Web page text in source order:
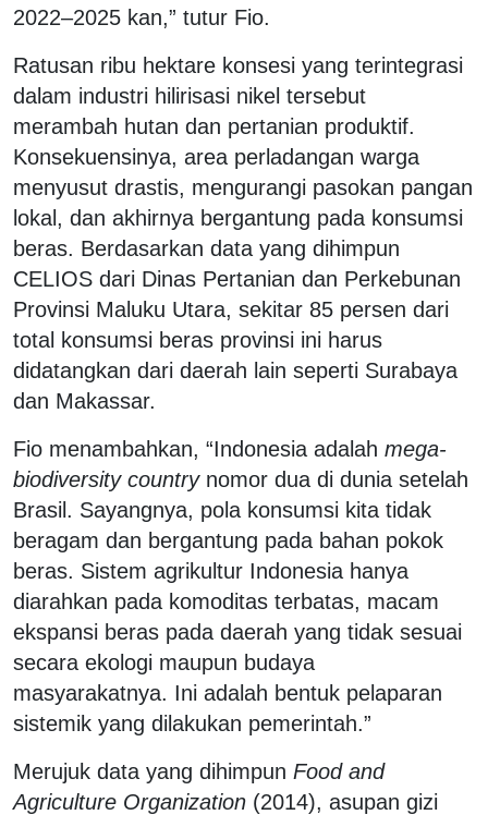
2022–2025 kan,” tutur Fio.
Ratusan ribu hektare konsesi yang terintegrasi
dalam industri hilirisasi nikel tersebut
merambah hutan dan pertanian produktif.
Konsekuensinya, area perladangan warga
menyusut drastis, mengurangi pasokan pangan
lokal, dan akhirnya bergantung pada konsumsi
beras. Berdasarkan data yang dihimpun
CELIOS dari Dinas Pertanian dan Perkebunan
Provinsi Maluku Utara, sekitar 85 persen dari
total konsumsi beras provinsi ini harus
didatangkan dari daerah lain seperti Surabaya
dan Makassar.
Fio menambahkan, “Indonesia adalah mega-
biodiversity countrynomor dua di dunia setelah
Brasil. Sayangnya, pola konsumsi kita tidak
beragam dan bergantung pada bahan pokok
beras. Sistem agrikultur Indonesia hanya
diarahkan pada komoditas terbatas, macam
ekspansi beras pada daerah yang tidak sesuai
secara ekologi maupun budaya
masyarakatnya. Ini adalah bentuk pelaparan
sistemik yang dilakukan pemerintah.”
Merujuk data yang dihimpun Food and
Agriculture Organization (2014), asupan gizi